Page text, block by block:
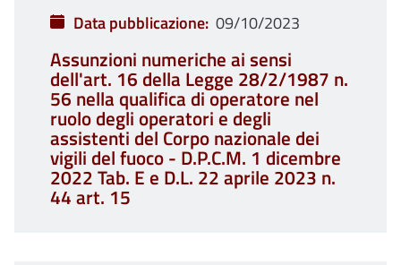
Data pubblicazione 09/10/2023
Assunzioni numeriche ai sensi
dell'art. 16 della Legge 28/2/1987 n.
56 nella qualifica di operatore nel
ruolo degli operatori e degli
assistenti del Corpo nazionale dei
vigili del fuoco - D.P.C.M. 1 dicembre
2022 Tab. E e D.L. 22 aprile 2023 n.
44 art. 15